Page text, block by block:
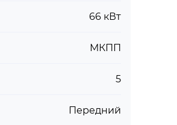
66 кВт
МКПП
5
Передний